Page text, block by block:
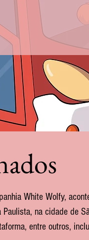
Avenida
White Wolfy,
na cidade de
entre outros,